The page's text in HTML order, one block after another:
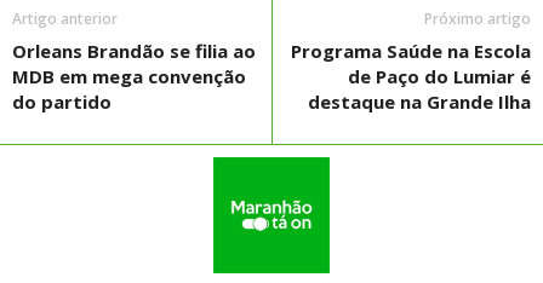
Artigo anterior
Orleans Brandão se filia ao
MDB em mega convenção
do partido
Próximo artigo
Programa Saúde na Escola
de Paço do Lumiar é
destaque na Grande Ilha